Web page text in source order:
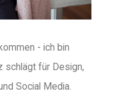
- ich bin
schlägt für Design,
Social Media.